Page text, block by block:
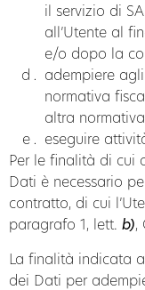
il servizio di
all’Utente al
e/o dopo la
adempiere
normativa
altra
eseguire
Per le finalità di cui
Dati è necessario
contratto, di cui
paragrafo 1, lett. b),
La finalità indicata
dei Dati per